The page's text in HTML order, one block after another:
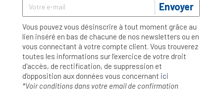
Envoyer
Vous pouvez vous désinscrire à tout moment grâce au
lien inséré en bas de chacune de nos newsletters ou en
vous connectant à votre compte client. Vous trouverez
toutes les informations sur l’exercice de votre droit
d'accès, de rectification, de suppression et
d'opposition aux données vous concernant ici
*Voir conditions dans votre email de confirmation